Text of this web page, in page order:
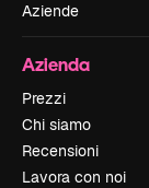
Aziende
Azienda
Prezzi
Chi siamo
Recensioni
Lavora con noi